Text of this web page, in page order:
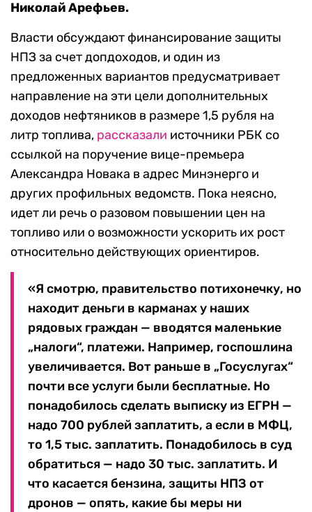
Николай Арефьев.
Власти обсуждают финансирование защиты
НПЗ за счет допдоходов, и один из
предложенных вариантов предусматривает
направление на эти цели дополнительных
доходов нефтяников в размере 1,5 рубля на
литр топлива, рассказали источники РБК со
ссылкой на поручение вице-премьера
Александра Новака в адрес Минэнерго и
других профильных ведомств. Пока неясно,
идет ли речь о разовом повышении цен на
топливо или о возможности ускорить их рост
относительно действующих ориентиров.
«Я смотрю, правительство потихонечку, но
находит деньги в карманах у наших
рядовых граждан — вводятся маленькие
„налоги“, платежи. Например, госпошлина
увеличивается. Вот раньше в „Госуслугах“
почти все услуги были бесплатные. Но
понадобилось сделать выписку из ЕГРН —
надо 700 рублей заплатить, а если в МФЦ,
то 1,5 тыс. заплатить. Понадобилось в суд
обратиться — надо 30 тыс. заплатить. И
что касается бензина, защиты НПЗ от
дронов — опять, какие бы меры ни